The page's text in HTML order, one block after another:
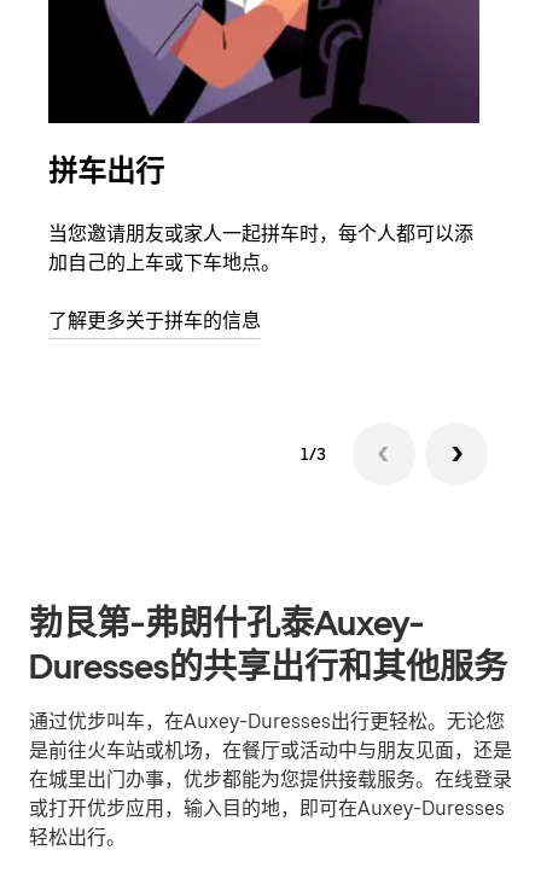
拼车出行
当您邀请朋友或家人一起拼车时，每个人都可以添
加自己的上车或下车地点。
了解更多关于拼车的信息
1/3
勃艮第-弗朗什孔泰Auxey-
Duresses的共享出行和其他服务
通过优步叫车，在Auxey-Duresses出行更轻松。无论您
是前往火车站或机场，在餐厅或活动中与朋友见面，还是
在城里出门办事，优步都能为您提供接载服务。在线登录
或打开优步应用，输入目的地，即可在Auxey-Duresses
轻松出行。